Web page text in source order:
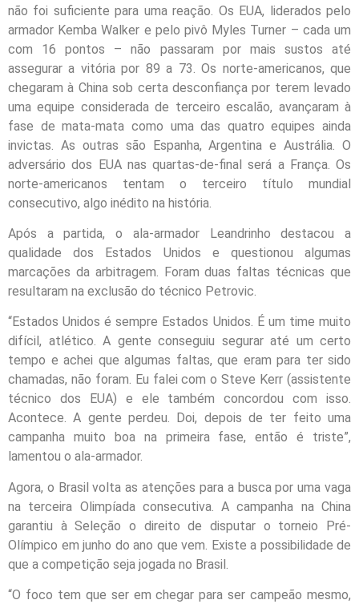
não foi suficiente para uma reação. Os EUA, liderados pelo
armador Kemba Walker e pelo pivô Myles Turner – cada um
com 16 pontos – não passaram por mais sustos até
assegurar a vitória por 89 a 73. Os norte-americanos, que
chegaram à China sob certa desconfiança por terem levado
uma equipe considerada de terceiro escalão, avançaram à
fase de mata-mata como uma das quatro equipes ainda
invictas. As outras são Espanha, Argentina e Austrália. O
adversário dos EUA nas quartas-de-final será a França. Os
norte-americanos tentam o terceiro título mundial
consecutivo, algo inédito na história.
Após a partida, o ala-armador Leandrinho destacou a
qualidade dos Estados Unidos e questionou algumas
marcações da arbitragem. Foram duas faltas técnicas que
resultaram na exclusão do técnico Petrovic.
“Estados Unidos é sempre Estados Unidos. É um time muito
difícil, atlético. A gente conseguiu segurar até um certo
tempo e achei que algumas faltas, que eram para ter sido
chamadas, não foram. Eu falei com o Steve Kerr (assistente
técnico dos EUA) e ele também concordou com isso.
Acontece. A gente perdeu. Doi, depois de ter feito uma
campanha muito boa na primeira fase, então é triste”,
lamentou o ala-armador.
Agora, o Brasil volta as atenções para a busca por uma vaga
na terceira Olimpíada consecutiva. A campanha na China
garantiu à Seleção o direito de disputar o torneio Pré-
Olímpico em junho do ano que vem. Existe a possibilidade de
que a competição seja jogada no Brasil.
“O foco tem que ser em chegar para ser campeão mesmo,